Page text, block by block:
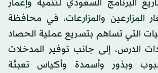
البرنامج السعودي لتنمية وإعمار
المزارعين والمزارعات، في محافظة
التي تساهم بتسريع عملية الحصاد
الدرس، إلى جانب توفير المدخلات
وبذور وأسمدة وأكياس تعبئة